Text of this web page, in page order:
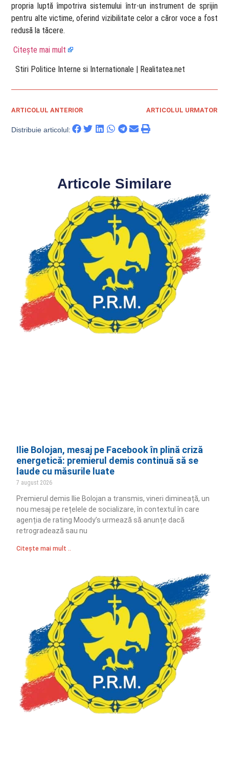
propria luptă împotriva sistemului într-un instrument de sprijin
pentru alte victime, oferind vizibilitate celor a căror voce a fost
redusă la tăcere.
Citește mai mult
​ Stiri Politice Interne si Internationale | Realitatea.net
ARTICOLUL ANTERIOR ARTICOLUL URMATOR
Distribuie articolul:
Articole Similare
Ilie Bolojan, mesaj pe Facebook în plină criză
energetică: premierul demis continuă să se
laude cu măsurile luate
7 august 2026
Premierul demis Ilie Bolojan a transmis, vineri dimineață, un
nou mesaj pe rețelele de socializare, în contextul în care
agenția de rating Moody’s urmează să anunțe dacă
retrogradează sau nu
Citește mai mult ..